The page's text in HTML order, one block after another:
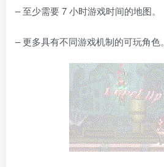
– 至少需要 7 小时游戏时间的地图。
– 更多具有不同游戏机制的可玩角色。